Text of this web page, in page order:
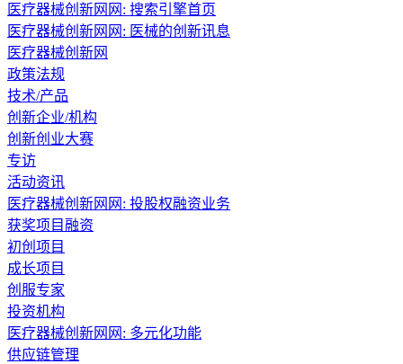
医疗器械创新网网: 搜索引擎首页
医疗器械创新网网: 医械的创新讯息
医疗器械创新网
政策法规
技术/产品
创新企业/机构
创新创业大赛
专访
活动资讯
医疗器械创新网网: 投股权融资业务
获奖项目融资
初创项目
成长项目
创服专家
投资机构
医疗器械创新网网: 多元化功能
供应链管理